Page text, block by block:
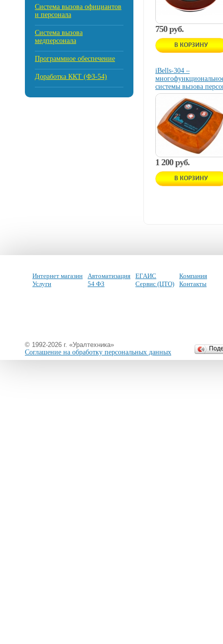
Cистема вызова официантов
и персонала
Система вызова
медперсонала
Программное обеспечение
Доработка ККТ (ФЗ-54)
750 руб.
В КОРЗИНУ
iBells-304 –
системы вызова
1 200 руб.
В КОРЗИНУ
Интернет магазин
Услуги
Автоматизация
54 ФЗ
ЕГАИС
Сервис (ЦТО)
Компания
Контакты
© 1992-2026 г. «Уралтехника»
Соглашение на обработку персональных данных